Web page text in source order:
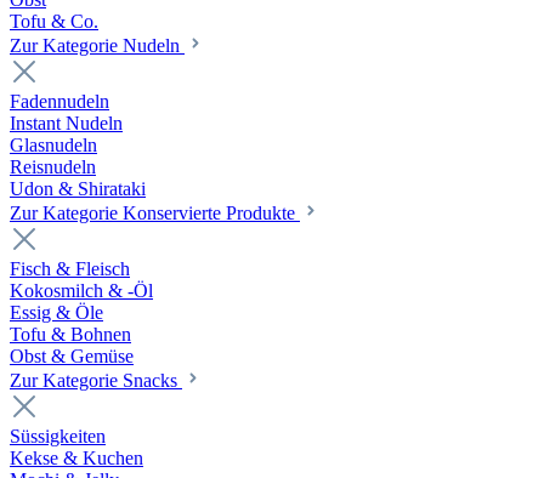
Tofu & Co.
Zur Kategorie Nudeln
Fadennudeln
Instant Nudeln
Glasnudeln
Reisnudeln
Udon & Shirataki
Zur Kategorie Konservierte Produkte
Fisch & Fleisch
Kokosmilch & -Öl
Essig & Öle
Tofu & Bohnen
Obst & Gemüse
Zur Kategorie Snacks
Süssigkeiten
Kekse & Kuchen